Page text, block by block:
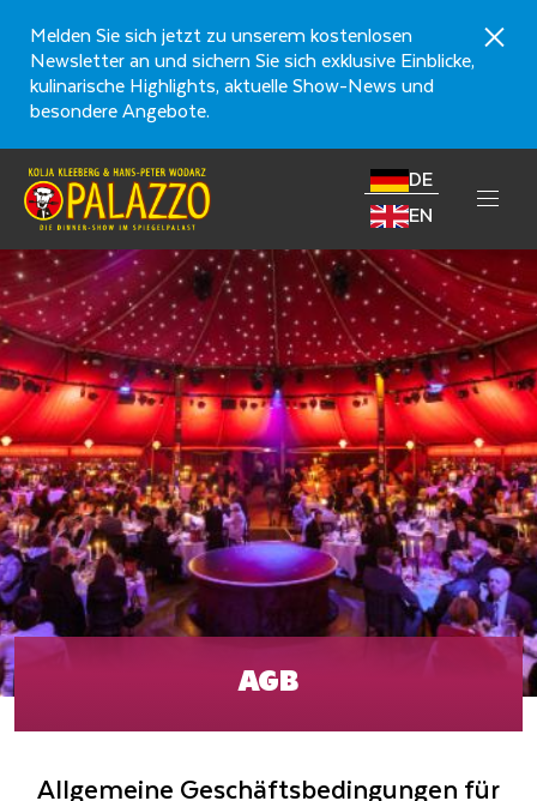
Melden Sie sich jetzt zu unserem kostenlosen
Newsletter an und sichern Sie sich exklusive Einblicke,
kulinarische Highlights, aktuelle Show-News und
besondere Angebote.
DE
EN
AGB
Allgemeine Geschäftsbedingungen für